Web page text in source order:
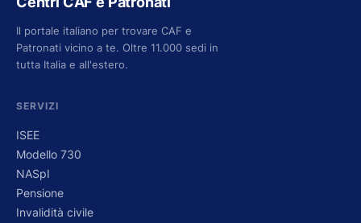
Il portale italiano per trovare CAF e
Patronati vicino a te. Oltre 11.000 sedi in
tutta Italia e all'estero.
SERVIZI
ISEE
Modello 730
NASpI
Pensione
Invalidità civile